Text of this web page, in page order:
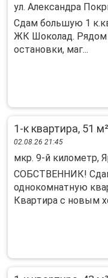
ул. Александра
Сдам бoльшую 1
ЖК Шoколaд. Рядом
ocтaнoвки, маг...
1-к квартира, 51 м²
02.08.26 21:45
мкр. 9-й километр,
COБСТВEННИК!
однoкoмнатную
Квapтирa c новым